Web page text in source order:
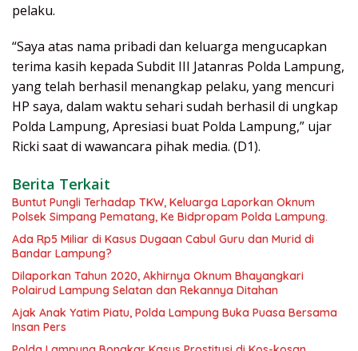
pelaku.
“Saya atas nama pribadi dan keluarga mengucapkan
terima kasih kepada Subdit III Jatanras Polda Lampung,
yang telah berhasil menangkap pelaku, yang mencuri
HP saya, dalam waktu sehari sudah berhasil di ungkap
Polda Lampung, Apresiasi buat Polda Lampung,” ujar
Ricki saat di wawancara pihak media. (D1).
Berita Terkait
Buntut Pungli Terhadap TKW, Keluarga Laporkan Oknum
Polsek Simpang Pematang, Ke Bidpropam Polda Lampung.
Ada Rp5 Miliar di Kasus Dugaan Cabul Guru dan Murid di
Bandar Lampung?
Dilaporkan Tahun 2020, Akhirnya Oknum Bhayangkari
Polairud Lampung Selatan dan Rekannya Ditahan
Ajak Anak Yatim Piatu, Polda Lampung Buka Puasa Bersama
Insan Pers